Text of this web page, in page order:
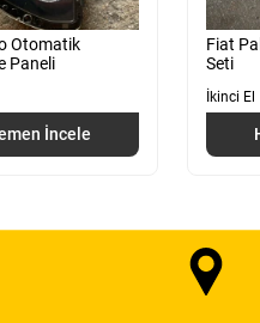
Otomatik
Paneli
İncele
Fiat
Seti
İkinci El